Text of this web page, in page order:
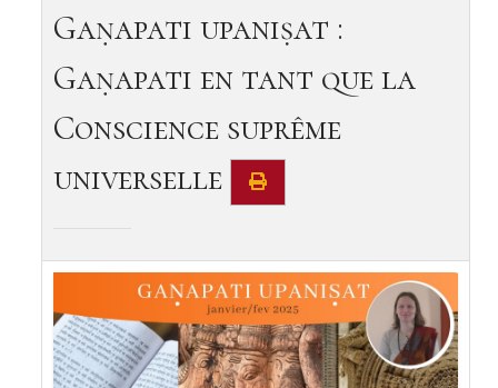
Gaṇapati upaniṣat :
Gaṇapati en tant que la
Conscience suprême
universelle